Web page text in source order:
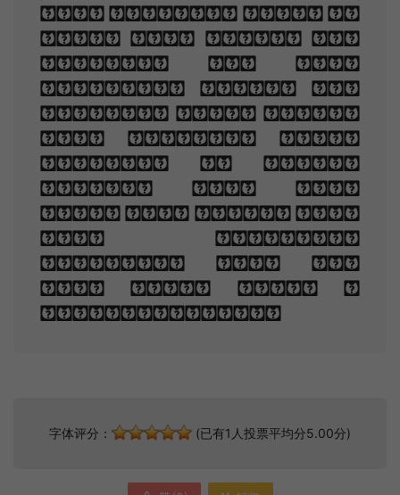
the pilgrim soul in
you, And loved the
sorrows of your
changing face. And
bending down beside
the glowing bars,
Murmur, a little
sadly, how Love
fled And paced upon
the mountains
overhead And hid
his face amid a
crowd of stars.
字体评分： (已有1人投票平均分5.00分)